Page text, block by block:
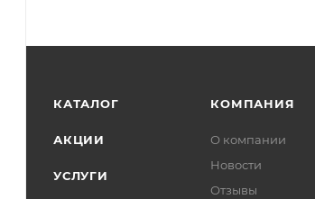
КАТАЛОГ
АКЦИИ
УСЛУГИ
КОМПАНИЯ
О компании
Новости
Отзывы